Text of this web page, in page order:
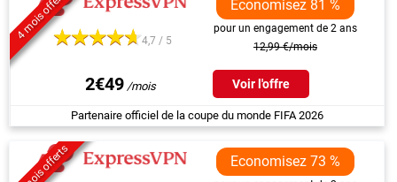
4 mois offerts 4,7 / 5
Economisez 81 %
pour un engagement de 2 ans
12,99 €/mois
2€49 Voir l'offre
Partenaire officiel de la coupe du monde FIFA 2026
4 mois offerts Economisez 73 %